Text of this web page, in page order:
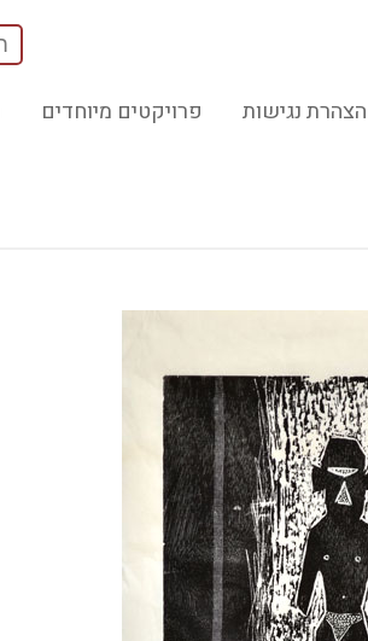
פרויקטים מיוחדים הצהרת נגישות